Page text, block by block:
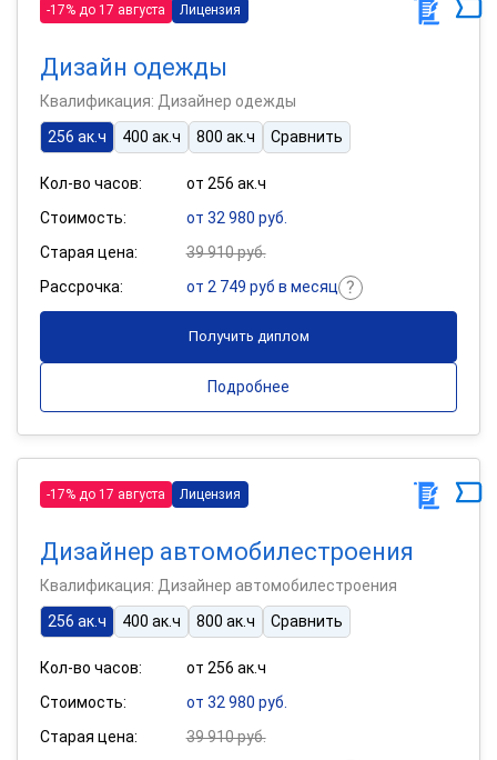
-17% до 17 августа Лицензия
Дизайн одежды
Квалификация: Дизайнер одежды
256 ак.ч
400 ак.ч 800 ак.ч Сравнить
Кол-во часов:
от 256 ак.ч
Стоимость:
от 32 980 руб.
Старая цена:
39 910 руб.
Рассрочка:
от 2 749 руб в месяц
Получить диплом
Подробнее
-17% до 17 августа Лицензия
Дизайнер автомобилестроения
Квалификация: Дизайнер автомобилестроения
256 ак.ч
400 ак.ч 800 ак.ч Сравнить
Кол-во часов:
от 256 ак.ч
Стоимость:
от 32 980 руб.
Старая цена:
39 910 руб.